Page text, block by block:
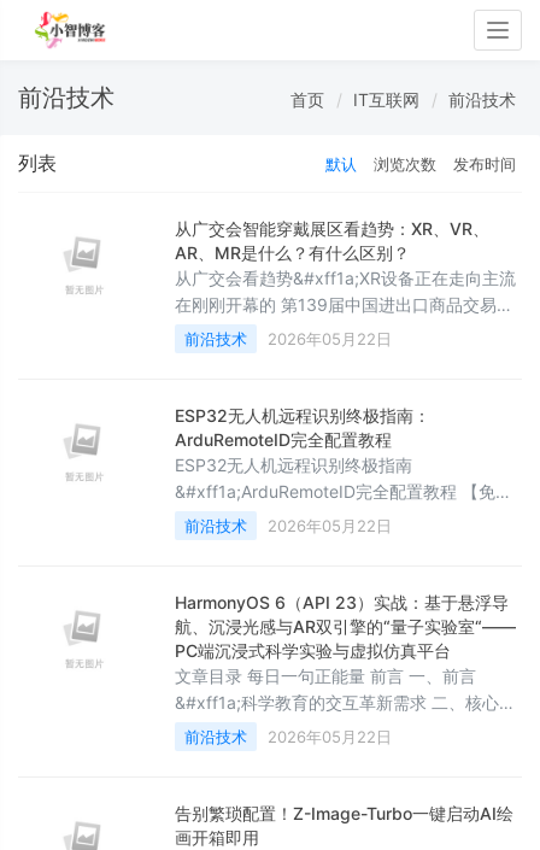
前沿技术 首页 IT互联网 前沿技术
列表 默认 浏览次数 发布时间
从广交会智能穿戴展区看趋势：XR、VR、
AR、MR是什么？有什么区别？
从广交会看趋势&#xff1a;XR设备正在走向主流
在刚刚开幕的 第139届中国进出口商品交易会
上&#xff0c;一个非常明显的变化是&#xff1a;智
能穿戴设备也拥有独立的展区。从AR眼镜到混
&#xff0c;这也释放出一个信号——XR正在
从“科技概念”走向“实际应用”。过去我们对这类
设备的印象&#xff0c;可能还停留技术高端但是
见不到&#
前沿技术 2026年05月22日
ESP32无人机远程识别终极指南：
ArduRemoteID完全配置教程
ESP32无人机远程识别终极指南
&#xff1a;ArduRemoteID完全配置教程 【免费
下载链接】ArduRemoteID RemoteID support
using OpenDroneID 项目地址: 随着全球无人
无人机操作者必须面对
前沿技术 2026年05月22日
HarmonyOS 6（API 23）实战：基于悬浮导
航、沉浸光感与AR双引擎的“量子实验室“——
PC端沉浸式科学实验与虚拟仿真平台
文章目录 每日一句正能量 前言 一、前言
&#xff1a;科学教育的交互革新需求 二、核心特
性解析与技术选型 2.1 沉浸光感在科学实验中
的价值 2.2 Face AR &#43; Body AR在科学实
量子实验室&#34;架构设计 3.1 应用场景与功
能规划 3.2 技术架构图 四、环境配置与模块依
前沿技术 2026年05月22日
告别繁琐配置！Z-Image-Turbo一键启动AI绘
画开箱即用